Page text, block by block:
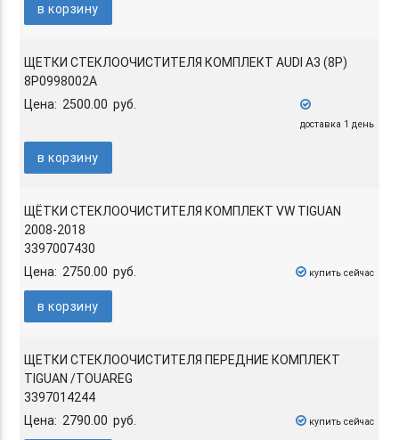
в корзину
ЩЕТКИ СТЕКЛООЧИСТИТЕЛЯ КОМПЛЕКТ AUDI A3 (8P)
8P0998002A
Цена: 2500.00 руб.
доставка 1 день
в корзину
ЩЁТКИ СТЕКЛООЧИСТИТЕЛЯ КОМПЛЕКТ VW TIGUAN
2008-2018
3397007430
Цена: 2750.00 руб.
купить сейчас
в корзину
ЩЕТКИ СТЕКЛООЧИСТИТЕЛЯ ПЕРЕДНИЕ КОМПЛЕКТ
TIGUAN /TOUAREG
3397014244
Цена: 2790.00 руб.
купить сейчас